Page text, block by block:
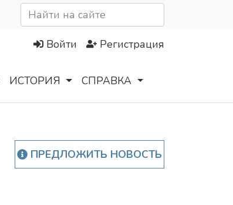
Войти Регистрация
ИСТОРИЯ СПРАВКА
ПРЕДЛОЖИТЬ НОВОСТЬ